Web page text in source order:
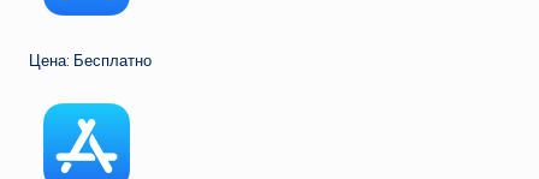
Цена: Бесплатно